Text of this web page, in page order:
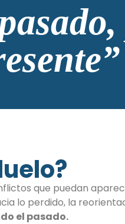
que puedan
lo perdido, la
el pasado.